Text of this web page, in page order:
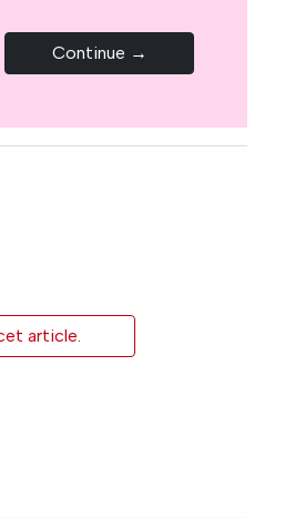
Continue →
article.